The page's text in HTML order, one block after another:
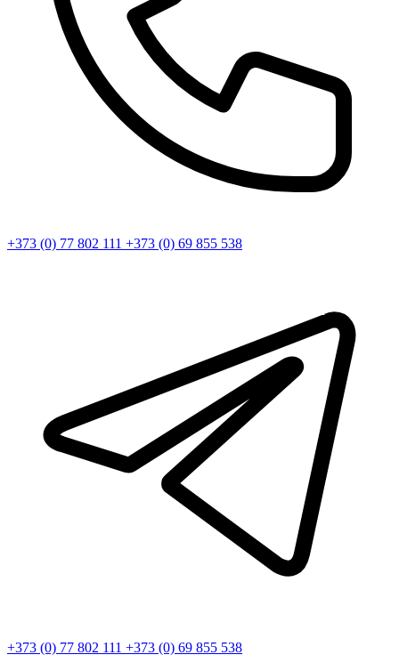
+373 (0) 77 802 111 +373 (0) 69 855 538
+373 (0) 77 802 111 +373 (0) 69 855 538